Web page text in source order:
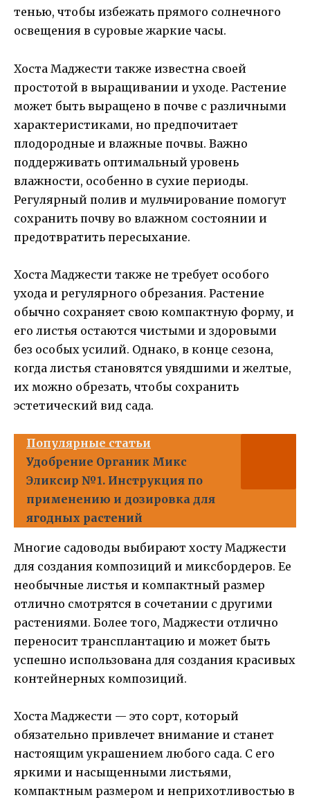
тенью, чтобы избежать прямого солнечного
освещения в суровые жаркие часы.
Хоста Маджести также известна своей
простотой в выращивании и уходе. Растение
может быть выращено в почве с различными
характеристиками, но предпочитает
плодородные и влажные почвы. Важно
поддерживать оптимальный уровень
влажности, особенно в сухие периоды.
Регулярный полив и мульчирование помогут
сохранить почву во влажном состоянии и
предотвратить пересыхание.
Хоста Маджести также не требует особого
ухода и регулярного обрезания. Растение
обычно сохраняет свою компактную форму, и
его листья остаются чистыми и здоровыми
без особых усилий. Однако, в конце сезона,
когда листья становятся увядшими и желтые,
их можно обрезать, чтобы сохранить
эстетический вид сада.
Популярные статьи
Удобрение Органик Микс
Эликсир №1. Инструкция по
применению и дозировка для
ягодных растений
Многие садоводы выбирают хосту Маджести
для создания композиций и миксбордеров. Ее
необычные листья и компактный размер
отлично смотрятся в сочетании с другими
растениями. Более того, Маджести отлично
переносит трансплантацию и может быть
успешно использована для создания красивых
контейнерных композиций.
Хоста Маджести — это сорт, который
обязательно привлечет внимание и станет
настоящим украшением любого сада. С его
яркими и насыщенными листьями,
компактным размером и неприхотливостью в